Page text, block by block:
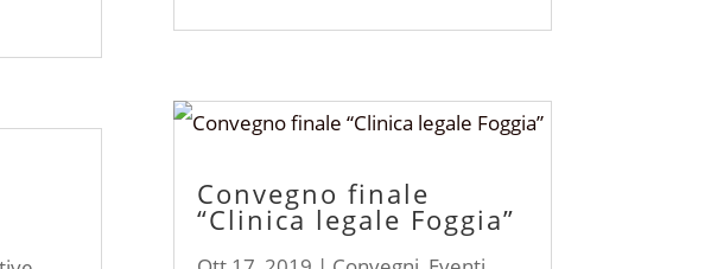
Convegno finale
“Clinica legale Foggia”